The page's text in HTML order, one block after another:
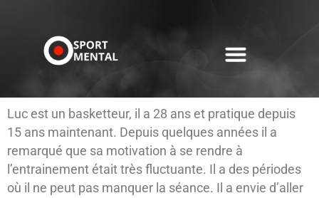
Luc est un basketteur, il a 28 ans et pratique depuis
15 ans maintenant. Depuis quelques années il a
remarqué que sa motivation à se rendre à
l’entrainement était très fluctuante. Il a des périodes
où il ne peut pas manquer la séance. Il a envie d’aller